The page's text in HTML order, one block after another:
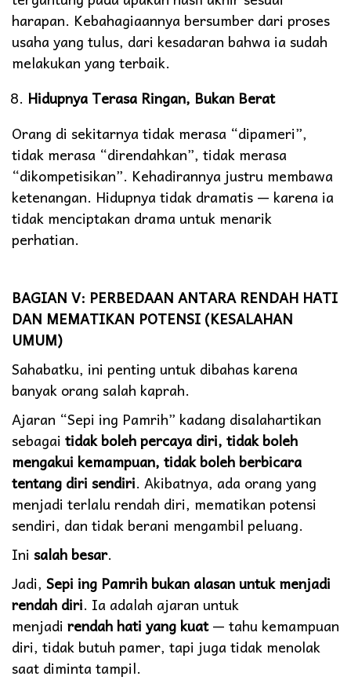
harapan. Kebahagiaannya bersumber dari proses
usaha yang tulus, dari kesadaran bahwa ia sudah
melakukan yang terbaik.
Hidupnya Terasa Ringan, Bukan Berat
Orang di sekitarnya tidak merasa “dipameri”,
tidak merasa “direndahkan”, tidak merasa
“dikompetisikan”. Kehadirannya justru membawa
ketenangan. Hidupnya tidak dramatis — karena ia
tidak menciptakan drama untuk menarik
perhatian.
BAGIAN V: PERBEDAAN ANTARA RENDAH HATI
DAN MEMATIKAN POTENSI (KESALAHAN
UMUM)
Sahabatku, ini penting untuk dibahas karena
banyak orang salah kaprah.
Ajaran “Sepi ing Pamrih” kadang disalahartikan
sebagai tidak boleh percaya diri, tidak boleh
mengakui kemampuan, tidak boleh berbicara
tentang diri sendiri. Akibatnya, ada orang yang
menjadi terlalu rendah diri, mematikan potensi
sendiri, dan tidak berani mengambil peluang.
Ini salah besar.
Jadi, Sepi ing Pamrih bukan alasan untuk menjadi
rendah diri. Ia adalah ajaran untuk
menjadi rendah hati yang kuat— tahu kemampuan
diri, tidak butuh pamer, tapi juga tidak menolak
saat diminta tampil.